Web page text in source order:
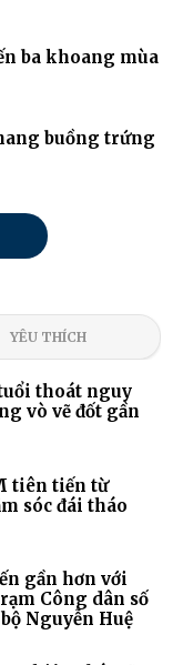
ba khoang mùa
buồng trứng
YÊU THÍCH
thoát nguy
vò vẽ đốt gần
tiên tiến từ
sóc đái tháo
gần hơn với
Công dân số
Nguyễn Huệ